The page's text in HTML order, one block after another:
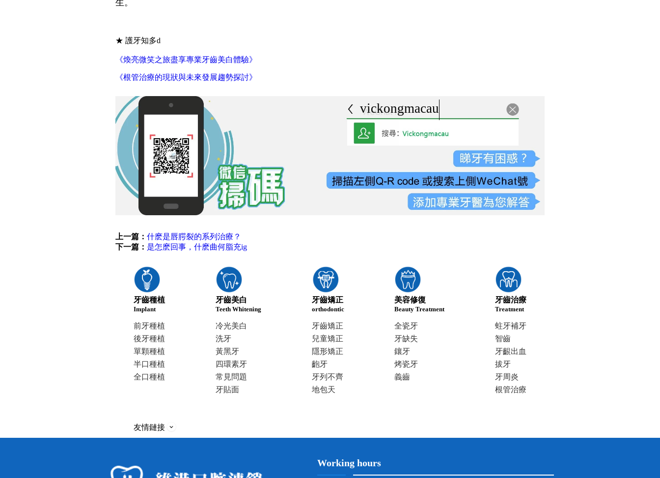
生。
★ 護牙知多d
《煥亮微笑之旅盡享專業牙齒美白體驗》
《根管治療的現狀與未來發展趨勢探討》
vickongmacau
上一篇：什麽是唇腭裂的系列治療？
下一篇： 是怎麽回事，什麽曲何脂充ig
牙齒種植
Implant
前牙種植
後牙種植
單顆種植
半口種植
全口種植
牙齒美白
Teeth Whitening
冷光美白
洗牙
黃黑牙
四環素牙
常見問題
牙貼面
牙齒矯正
orthodontic
牙齒矯正
兒童矯正
隱形矯正
齙牙
牙列不齊
地包天
美容修復
Beauty Treatment
全瓷牙
牙缺失
鑲牙
烤瓷牙
義齒
牙齒治療
Treatment
蛀牙補牙
智齒
牙齦出血
拔牙
牙周炎
根管治療
友情鏈接
Working hours